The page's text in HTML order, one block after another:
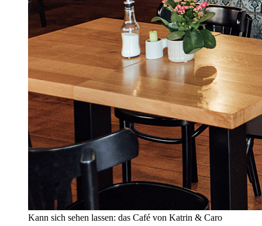
Kann sich sehen lassen: das Café von Katrin & Caro